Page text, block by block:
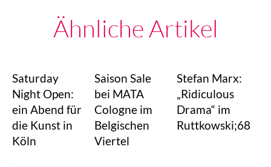
Ähnliche Artikel
Saturday
Night Open:
ein Abend für
die Kunst in
Köln
Saison Sale
bei MATA
Cologne im
Belgischen
Viertel
Stefan Marx:
„Ridiculous
Drama“ im
Ruttkowski;68